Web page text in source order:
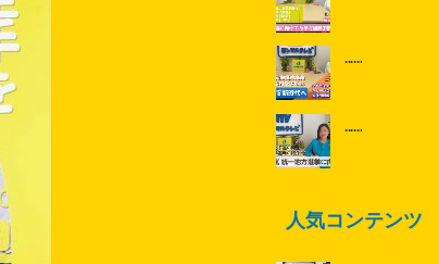
......
......
人気コンテンツ